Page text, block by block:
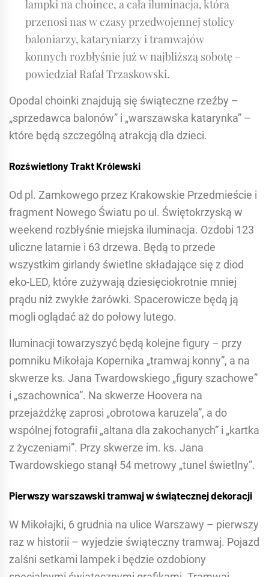
lampki na choince, a cała iluminacja, która
przenosi nas w czasy przedwojennej stolicy
baloniarzy, kataryniarzy i tramwajów
konnych rozbłyśnie już w najbliższą sobotę –
powiedział Rafał Trzaskowski.
Opodal choinki znajdują się świąteczne rzeźby –
„sprzedawca balonów” i „warszawska katarynka” –
które będą szczególną atrakcją dla dzieci.
Rozświetlony Trakt Królewski
Od pl. Zamkowego przez Krakowskie Przedmieście i
fragment Nowego Światu po ul. Świętokrzyską w
weekend rozbłyśnie miejska iluminacja. Ozdobi 123
uliczne latarnie i 63 drzewa. Będą to przede
wszystkim girlandy świetlne składające się z diod
eko-LED, które zużywają dziesięciokrotnie mniej
prądu niż zwykłe żarówki. Spacerowicze będą ją
mogli oglądać aż do połowy lutego.
Iluminacji towarzyszyć będą kolejne figury – przy
pomniku Mikołaja Kopernika „tramwaj konny”, a na
skwerze ks. Jana Twardowskiego „figury szachowe”
i „szachownica”. Na skwerze Hoovera na
przejażdżkę zaprosi „obrotowa karuzela”, a do
wspólnej fotografii „altana dla zakochanych” i „kartka
z życzeniami”. Przy skwerze im. ks. Jana
Twardowskiego stanął 54 metrowy „tunel świetlny”.
Pierwszy warszawski tramwaj w świątecznej dekoracji
W Mikołajki, 6 grudnia na ulice Warszawy – pierwszy
raz w historii – wyjedzie świąteczny tramwaj. Pojazd
zalśni setkami lampek i będzie ozdobiony